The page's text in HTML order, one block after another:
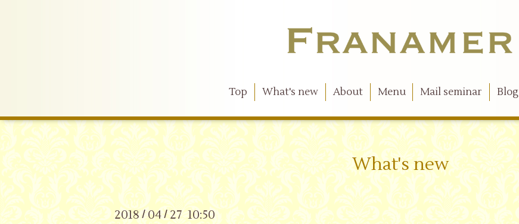
Top What's new About Menu Mail seminar Blog
What's new
2018/04/27 10:50